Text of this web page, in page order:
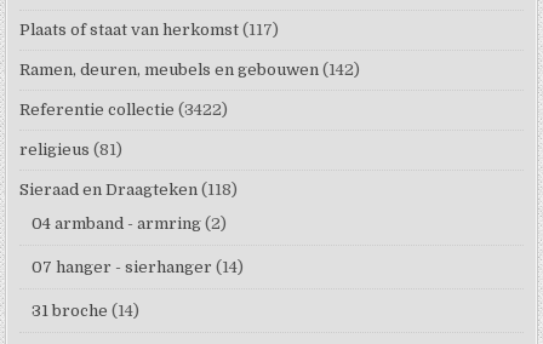
Plaats of staat van herkomst (117)
Ramen, deuren, meubels en gebouwen (142)
Referentie collectie (3422)
religieus (81)
Sieraad en Draagteken (118)
04 armband - armring (2)
07 hanger - sierhanger (14)
31 broche (14)